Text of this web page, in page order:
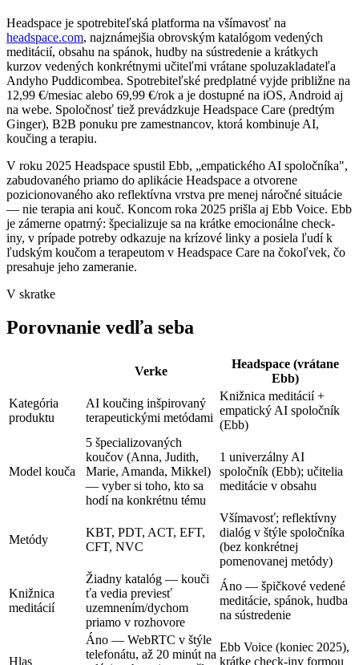
Headspace je spotrebiteľská platforma na všímavosť na
headspace.com, najznámejšia obrovským katalógom vedených
meditácií, obsahu na spánok, hudby na sústredenie a krátkych
kurzov vedených konkrétnymi učiteľmi vrátane spoluzakladateľa
Andyho Puddicombea. Spotrebiteľské predplatné vyjde približne na
12,99 €/mesiac alebo 69,99 €/rok a je dostupné na iOS, Android aj
na webe. Spoločnosť tiež prevádzkuje Headspace Care (predtým
Ginger), B2B ponuku pre zamestnancov, ktorá kombinuje AI,
koučing a terapiu.
V roku 2025 Headspace spustil Ebb, „empatického AI spoločníka",
zabudovaného priamo do aplikácie Headspace a otvorene
pozicionovaného ako reflektívna vrstva pre menej náročné situácie
— nie terapia ani kouč. Koncom roka 2025 prišla aj Ebb Voice. Ebb
je zámerne opatrný: špecializuje sa na krátke emocionálne check-
iny, v prípade potreby odkazuje na krízové linky a posiela ľudí k
ľudským koučom a terapeutom v Headspace Care na čokoľvek, čo
presahuje jeho zameranie.
V skratke
Porovnanie vedľa seba
Verke
Headspace (vrátane
Ebb)
Kategória
produktu
AI koučing inšpirovaný
terapeutickými metódami
Knižnica meditácií +
empatický AI spoločník
(Ebb)
Model kouča
5 špecializovaných
koučov (Anna, Judith,
Marie, Amanda, Mikkel)
— vyber si toho, kto sa
hodí na konkrétnu tému
1 univerzálny AI
spoločník (Ebb); učitelia
meditácie v obsahu
Metódy
KBT, PDT, ACT, EFT,
CFT, NVC
Všímavosť; reflektívny
dialóg v štýle spoločníka
(bez konkrétnej
pomenovanej metódy)
Knižnica
meditácií
Žiadny katalóg — kouči
ťa vedia previesť
uzemnením/dychom
priamo v rozhovore
Áno — špičkové vedené
meditácie, spánok, hudba
na sústredenie
Hlas
Áno — WebRTC v štýle
telefonátu, až 20 minút na
Ebb Voice (koniec 2025),
krátke check-iny formou